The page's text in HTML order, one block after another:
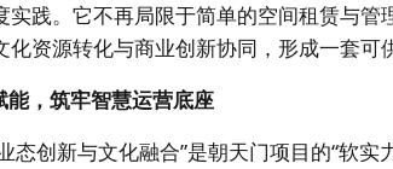
实践。它不再局限于简单的空间租赁与
化资源转化与商业创新协同，形成一套可
能，筑牢智慧运营底座
态创新与文化融合”是朝天门项目的“软